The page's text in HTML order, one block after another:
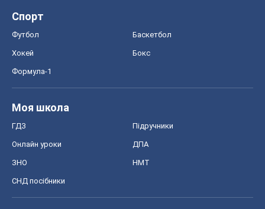
Спорт
Футбол Баскетбол
Хокей Бокс
Формула-1
Моя школа
ГДЗ Підручники
Онлайн уроки ДПА
ЗНО НМТ
СНД посібники